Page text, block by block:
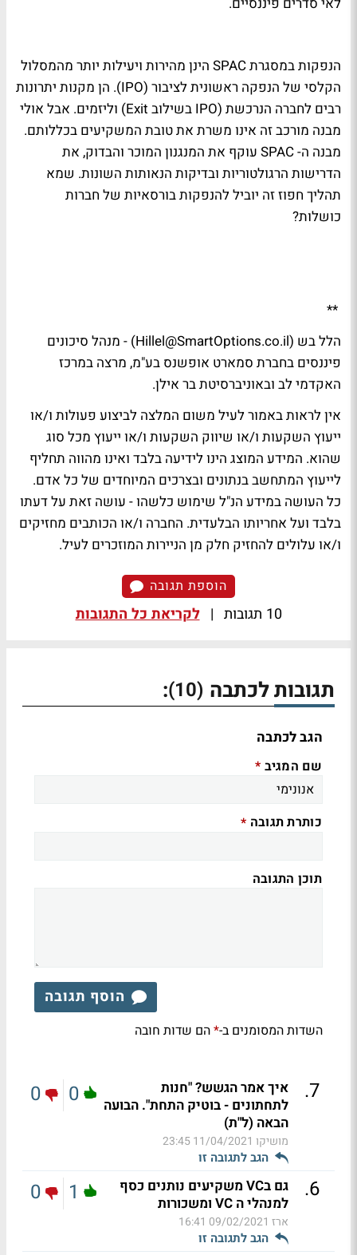
הנפקות במסגרת SPAC הינן מהירות ויעילות יותר מהמסלול
הקלסי של הנפקה ראשונית לציבור (IPO). הן מקנות יתרונות
רבים לחברה הנרכשת (IPO בשילוב Exit) וליזמים. אבל אולי
מבנה מורכב זה אינו משרת את טובת המשקיעים בכללותם.
מבנה ה- SPAC עוקף את המנגנון המוכר והבדוק, את
הדרישות הרגולטוריות ובדיקות הנאותות השונות. שמא
תהליך חפוז זה יוביל להנפקות בורסאיות של חברות
כושלות?
**
הלל בש (Hillel@SmartOptions.co.il) - מנהל סיכונים
פיננסים בחברת סמארט אופשנס בע"מ, מרצה במרכז
האקדמי לב ובאוניברסיטת בר אילן.
אין לראות באמור לעיל משום המלצה לביצוע פעולות ו/או
ייעוץ השקעות ו/או שיווק השקעות ו/או ייעוץ מכל סוג
שהוא. המידע המוצג הינו לידיעה בלבד ואינו מהווה תחליף
לייעוץ המתחשב בנתונים ובצרכים המיוחדים של כל אדם.
כל העושה במידע הנ"ל שימוש כלשהו - עושה זאת על דעתו
בלבד ועל אחריותו הבלעדית. החברה ו/או הכותבים מחזיקים
ו/או עלולים להחזיק חלק מן הניירות המוזכרים לעיל.
הוספת תגובה
10 תגובות | לקריאת כל התגובות
תגובות לכתבה (10)
:
הגב לכתבה
שם המגיב *
כותרת תגובה *
תוכן התגובה
הוסף תגובה
השדות המסומנים ב-*הם שדות חובה
7
.
איך אמר הגשש? "חנות
לתחתונים - בוטיק התחת". הבועה
הבאה (ל"ת)
מושיקו 11/04/2021 23:45
הגב לתגובה זו
0
0
6
.
גם בVC משקיעים נותנים כסף
למנהלי ה VC ומשכורות
ארז 09/02/2021 16:41
הגב לתגובה זו
1
0